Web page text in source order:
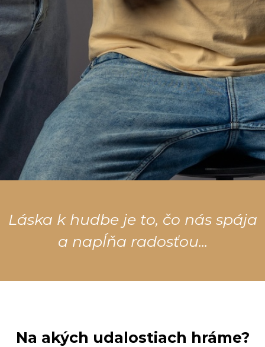
Láska k hudbe je to, čo nás spája
a napĺňa radosťou...
Na akých udalostiach hráme?